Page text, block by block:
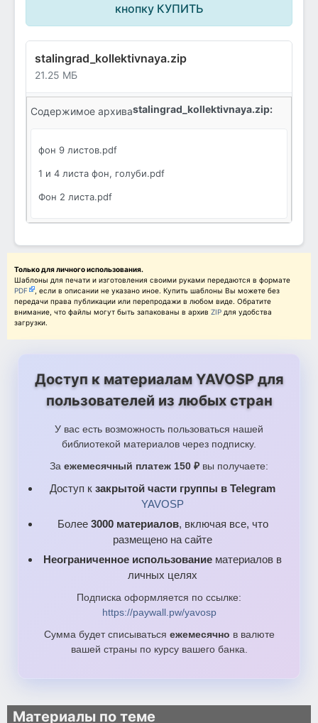
кнопку КУПИТЬ
stalingrad_kollektivnaya.zip
21.25 МБ
Содержимое архиваstalingrad_kollektivnaya.zip:
фон 9 листов.pdf
1 и 4 листа фон, голуби.pdf
Фон 2 листа.pdf
Только для личного использования.
Шаблоны для печати и изготовления своими руками передаются в формате
PDF
, если в описании не указано иное. Купить шаблоны Вы можете без
передачи права публикации или перепродажи в любом виде. Обратите
внимание, что файлы могут быть запакованы в архив ZIP для удобства
загрузки.
Доступ к материалам YAVOSP для
пользователей из любых стран
У вас есть возможность пользоваться нашей
библиотекой материалов через подписку.
За ежемесячный платеж 150 ₽ вы получаете:
Доступ к закрытой части группы в Telegram
YAVOSP
Более 3000 материалов, включая все, что
размещено на сайте
Неограниченное использование материалов в
личных целях
Подписка оформляется по ссылке:
https://paywall.pw/yavosp
Сумма будет списываться ежемесячно в валюте
вашей страны по курсу вашего банка.
Материалы по теме